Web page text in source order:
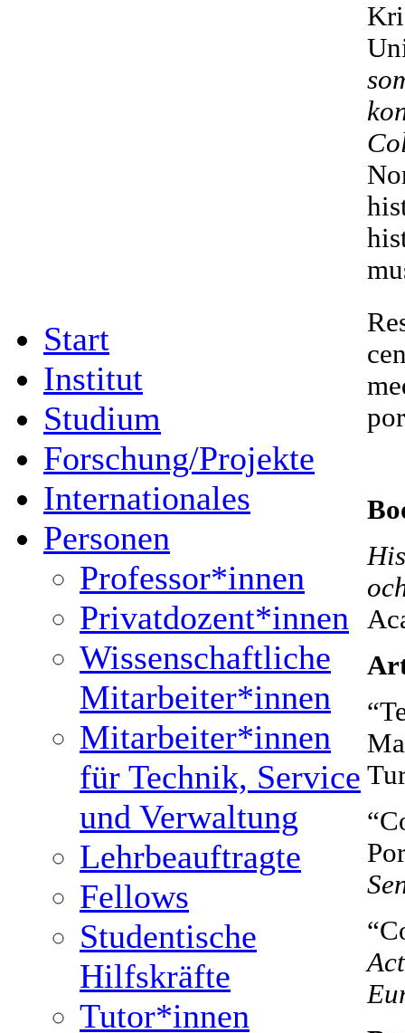
Start
Institut
Studium
Forschung/Projekte
Internationales
Personen
Professor*innen
Privatdozent*innen
Wissenschaftliche
Mitarbeiter*innen
Mitarbeiter*innen
für Technik, Service
und Verwaltung
Lehrbeauftragte
Fellows
Studentische
Hilfskräfte
Tutor*innen